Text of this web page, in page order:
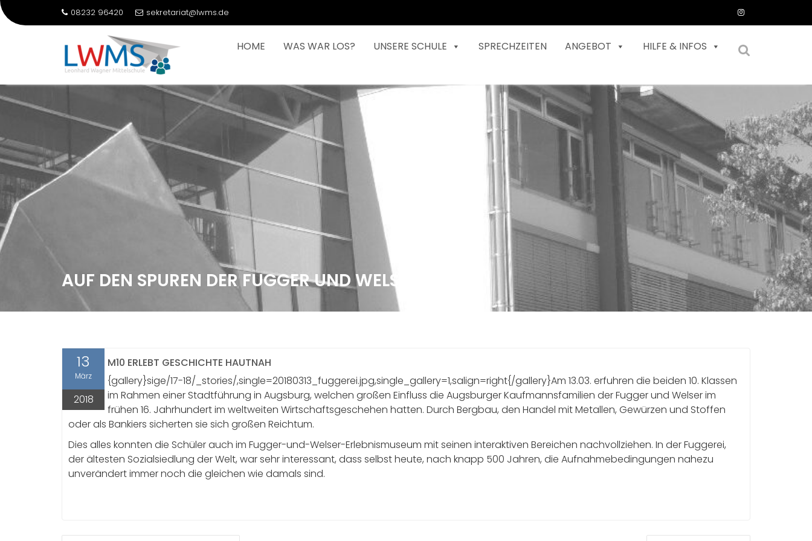
to
08232 96420 sekretariat@lwms.de
HOME WAS WAR LOS? UNSERE SCHULE SPRECHZEITEN ANGEBOT HILFE & INFOS
AUF DEN SPUREN DER FUGGER UND WELSER
13
März
2018
M10 ERLEBT GESCHICHTE HAUTNAH
{gallery}sige/17-18/_stories/,single=20180313_fuggerei.jpg,single_gallery=1,salign=right{/gallery}Am 13.03. erfuhren die beiden 10. Klassen
im Rahmen einer Stadtführung in Augsburg, welchen großen Einfluss die Augsburger Kaufmannsfamilien der Fugger und Welser im
frühen 16. Jahrhundert im weltweiten Wirtschaftsgeschehen hatten. Durch Bergbau, den Handel mit Metallen, Gewürzen und Stoffen
oder als Bankiers sicherten sie sich großen Reichtum.
Dies alles konnten die Schüler auch im Fugger-und-Welser-Erlebnismuseum mit seinen interaktiven Bereichen nachvollziehen. In der Fuggerei,
der ältesten Sozialsiedlung der Welt, war sehr interessant, dass selbst heute, nach knapp 500 Jahren, die Aufnahmebedingungen nahezu
unverändert immer noch die gleichen wie damals sind.